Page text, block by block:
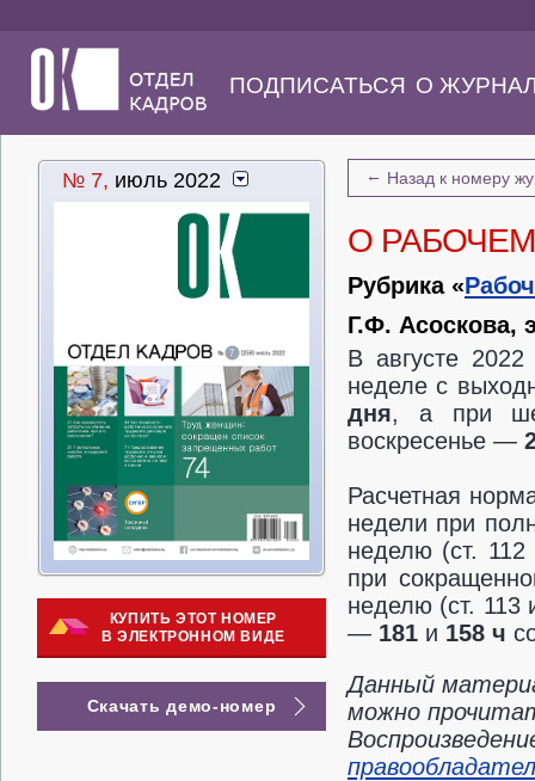
ПОДПИСАТЬСЯ О
№ 7, июль 2022
КУПИТЬ ЭТОТ НОМЕР
В ЭЛЕКТРОННОМ ВИДЕ
Скачать демо-номер
← Назад к номеру
О
Рубрика «
Г.Ф. Асоскова,
В августе
неделе с
дня, а при
воскресенье —
Расчетная
недели при
неделю (ст. 112
при
неделю (ст.
— 181 и 158 ч
Данный
можно